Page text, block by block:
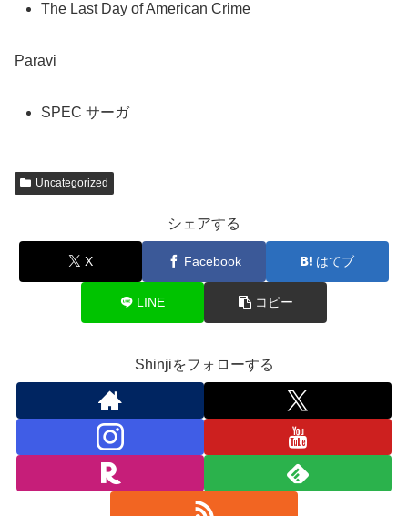
The Last Day of American Crime
Paravi
SPEC サーガ
Uncategorized
シェアする
X Facebook はてブ
LINE コピー
Shinjiをフォローする